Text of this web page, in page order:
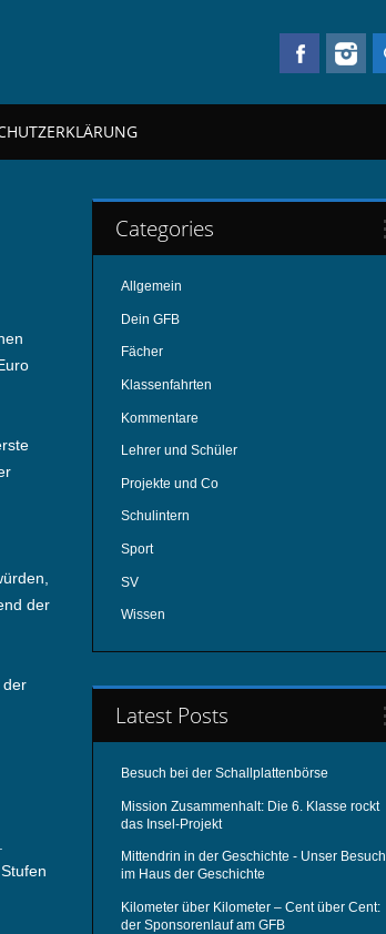
der
der
Categories
Allgemein
Dein GFB
Fächer
Klassenfahrten
Kommentare
Lehrer und Schüler
Projekte und Co
Schulintern
Sport
SV
Wissen
Latest Posts
Besuch bei der Schallplattenbörse
Mission Zusammenhalt: Die 6. Klasse rockt
das Insel-Projekt
Mittendrin in der Geschichte - Unser Besuch
im Haus der Geschichte
Kilometer über Kilometer – Cent über Cent:
der Sponsorenlauf am GFB